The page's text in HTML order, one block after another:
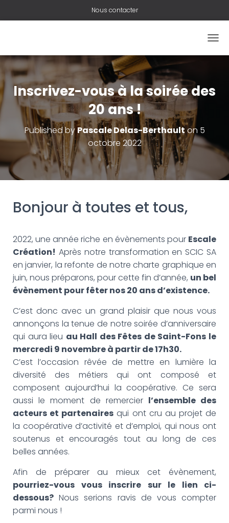
Nous contacter
U
R
M
E
A
A
T
O
N
Inscrivez-vous à la soirée des
20 ans !
Published by Pascale Delas-Berthaulton 5
octobre 2022
Bonjour à toutes et tous,
2022, une année riche en évènements pour Escale
Création! Après notre transformation en SCIC SA
en janvier, la refonte de notre charte graphique en
juin, nous préparons, pour cette fin d’année, un bel
évènement pour fêter nos 20 ans d’existence.
C’est donc avec un grand plaisir que nous vous
annonçons la tenue de notre soirée d’anniversaire
qui aura lieu au Hall des Fêtes de Saint-Fons le
mercredi 9 novembre à partir de 17h30.
C’est l’occasion rêvée de mettre en lumière la
diversité des métiers qui ont composé et
composent aujourd’hui la coopérative. Ce sera
aussi le moment de remercier l’ensemble des
acteurs et partenaires qui ont cru au projet de
la coopérative d’activité et d’emploi, qui nous ont
soutenus et encouragés tout au long de ces
belles années.
Afin de préparer au mieux cet évènement,
pourriez-vous vous inscrire sur le lien ci-
dessous? Nous serions ravis de vous compter
parmi nous !